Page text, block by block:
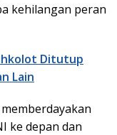
kehilangan peran
Ditutup
Lain
ke depan dan